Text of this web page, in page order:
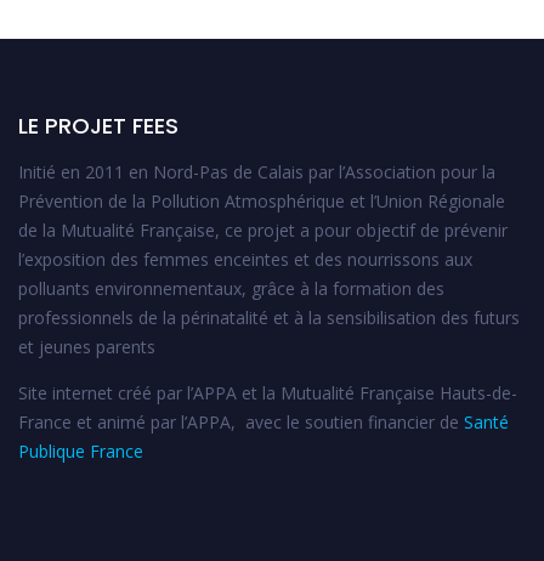
LE PROJET FEES
Initié en 2011 en Nord-Pas de Calais par l’Association pour la
Prévention de la Pollution Atmosphérique et l’Union Régionale
de la Mutualité Française, ce projet a pour objectif de prévenir
l’exposition des femmes enceintes et des nourrissons aux
polluants environnementaux, grâce à la formation des
professionnels de la périnatalité et à la sensibilisation des futurs
et jeunes parents
Site internet créé par l’APPA et la Mutualité Française Hauts-de-
France et animé par l’APPA, avec le soutien financier de Santé
Publique France